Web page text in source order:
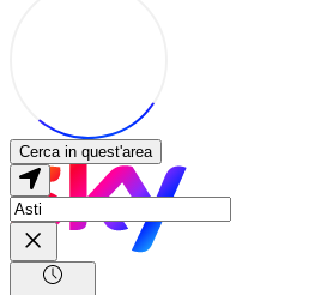
Cerca in quest'area